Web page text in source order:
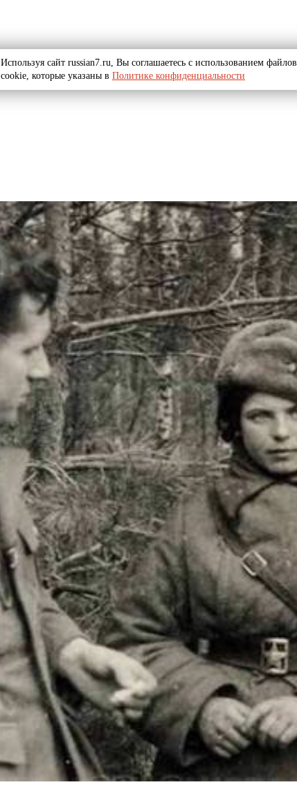
Используя сайт russian7.ru, Вы соглашаетесь с использованием файлов
cookie, которые указаны в Политике конфиденциальности